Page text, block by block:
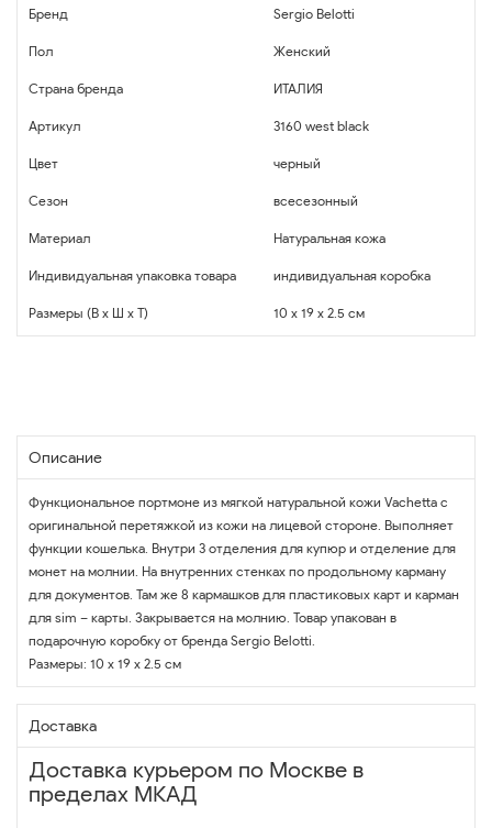
Бренд Sergio Belotti
Пол Женский
Страна бренда ИТАЛИЯ
Артикул 3160 west black
Цвет черный
Сезон всесезонный
Материал Натуральная кожа
Индивидуальная упаковка товара индивидуальная коробка
Размеры (В x Ш x Т) 10 x 19 x 2.5 см
Описание
Функциональное портмоне из мягкой натуральной кожи Vachetta с
оригинальной перетяжкой из кожи на лицевой стороне. Выполняет
функции кошелька. Внутри 3 отделения для купюр и отделение для
монет на молнии. На внутренних стенках по продольному карману
для документов. Там же 8 кармашков для пластиковых карт и карман
для sim – карты. Закрывается на молнию. Товар упакован в
подарочную коробку от бренда Sergio Belotti.
Размеры: 10 x 19 x 2.5 см
Доставка
Доставка курьером по Москве в
пределах МКАД